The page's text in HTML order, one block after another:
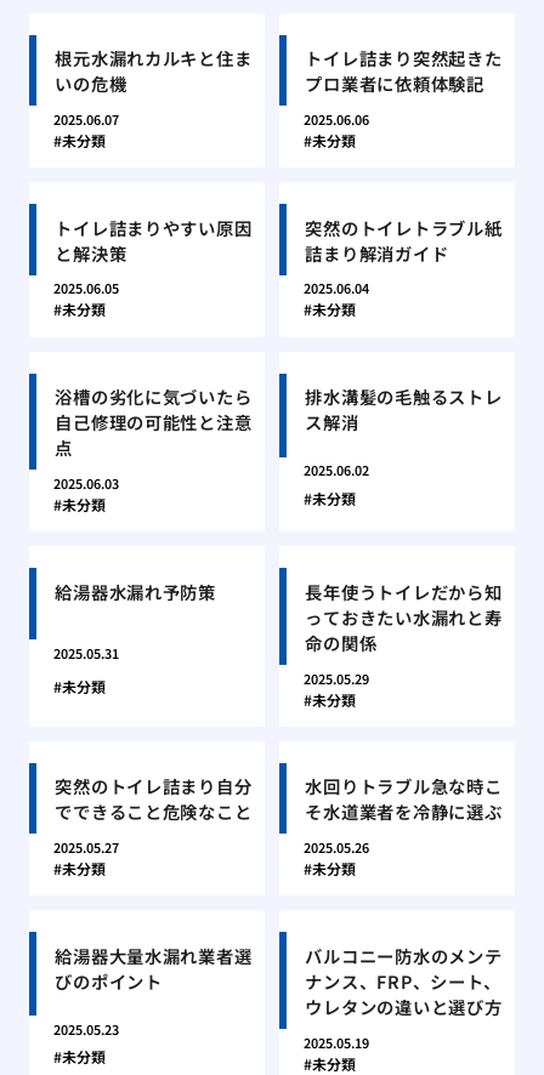
根元水漏れカルキと住ま
いの危機
2025.06.07
未分類
トイレ詰まり突然起きた
プロ業者に依頼体験記
2025.06.06
未分類
トイレ詰まりやすい原因
と解決策
2025.06.05
未分類
突然のトイレトラブル紙
詰まり解消ガイド
2025.06.04
未分類
浴槽の劣化に気づいたら
自己修理の可能性と注意
点
2025.06.03
未分類
排水溝髪の毛触るストレ
ス解消
2025.06.02
未分類
給湯器水漏れ予防策
2025.05.31
未分類
長年使うトイレだから知
っておきたい水漏れと寿
命の関係
2025.05.29
未分類
突然のトイレ詰まり自分
でできること危険なこと
2025.05.27
未分類
水回りトラブル急な時こ
そ水道業者を冷静に選ぶ
2025.05.26
未分類
給湯器大量水漏れ業者選
びのポイント
2025.05.23
未分類
バルコニー防水のメンテ
ナンス、FRP、シート、
ウレタンの違いと選び方
2025.05.19
未分類